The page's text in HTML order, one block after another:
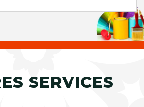
SERVICES